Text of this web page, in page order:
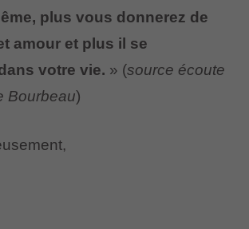
plus vous donnerez de
amour et plus il se
votre vie. » (source écoute
Bourbeau)